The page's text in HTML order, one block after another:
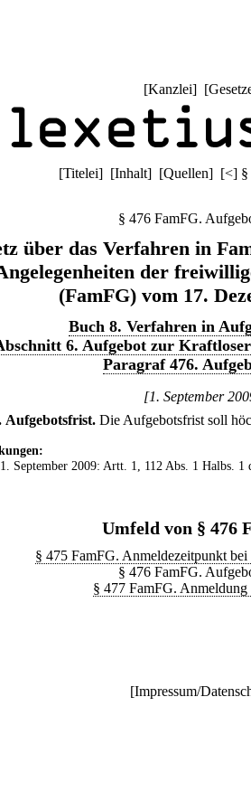
[Kanzlei] [
[Titelei] [Inhalt] [Quellen] [<]
§ 476 FamFG.
über das Verfahren in
der
(FamFG) vom 17.
Buch 8. Verfahren in
6. Aufgebot zur
Paragraf 476.
[1. September
Aufgebotsfrist. Die Aufgebotsfrist soll
September 2009: Artt. 1, 112 Abs. 1 Halbs. 1
Umfeld von § 476
§ 475 FamFG. Anmeldezeitpunkt
§ 476 FamFG.
§ 477 FamFG. Anmeldung
[Impressum/